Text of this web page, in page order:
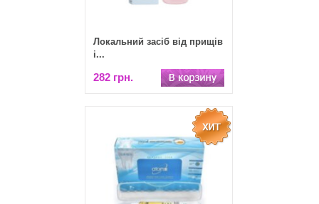
Локальний засіб від прищів
і...
282 грн.